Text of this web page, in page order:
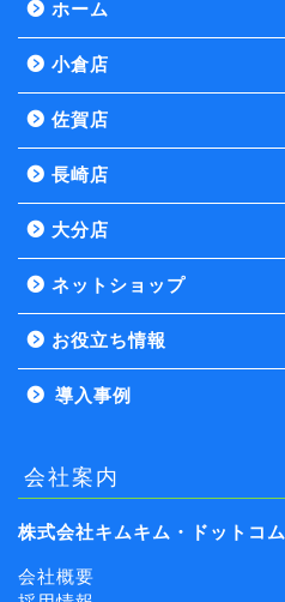
ホーム
小倉店
佐賀店
長崎店
大分店
ネットショップ
お役立ち情報
導入事例
会社案内
株式会社キムキム・ドットコム
会社概要